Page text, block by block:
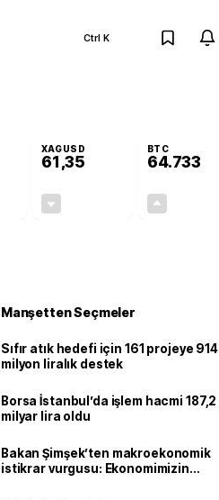
Ctrl K
XAGUSD
61,35
BTC
64.733
Manşetten Seçmeler
Sıfır atık hedefi için 161 projeye 914
milyon liralık destek
Borsa İstanbul’da işlem hacmi 187,2
milyar lira oldu
Bakan Şimşek’ten makroekonomik
istikrar vurgusu: Ekonomimizin